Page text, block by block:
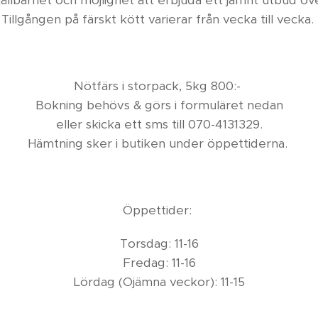
Tillgången på färskt kött varierar från vecka till vecka.
Nötfärs i storpack, 5kg 800:-
Bokning behövs & görs i formuläret nedan
eller skicka ett sms till 070-4131329.
Hämtning sker i butiken under öppettiderna.
Öppettider:
Torsdag: 11-16
Fredag: 11-16
Lördag (Ojämna veckor): 11-15